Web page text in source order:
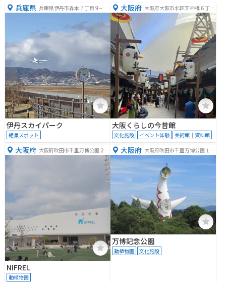
兵庫県 兵庫県伊丹市森本７丁目９−１
伊丹スカイパーク
絶景スポット
大阪府 大阪府大阪市北区天神橋６丁目
大阪くらしの今昔館
文化施設 イベント体験 美術館｜資料館
大阪府 大阪府吹田市千里万博公園２
NIFREL
動植物園
大阪府 大阪府吹田市千里万博公園１
万博記念公園
動植物園 文化施設